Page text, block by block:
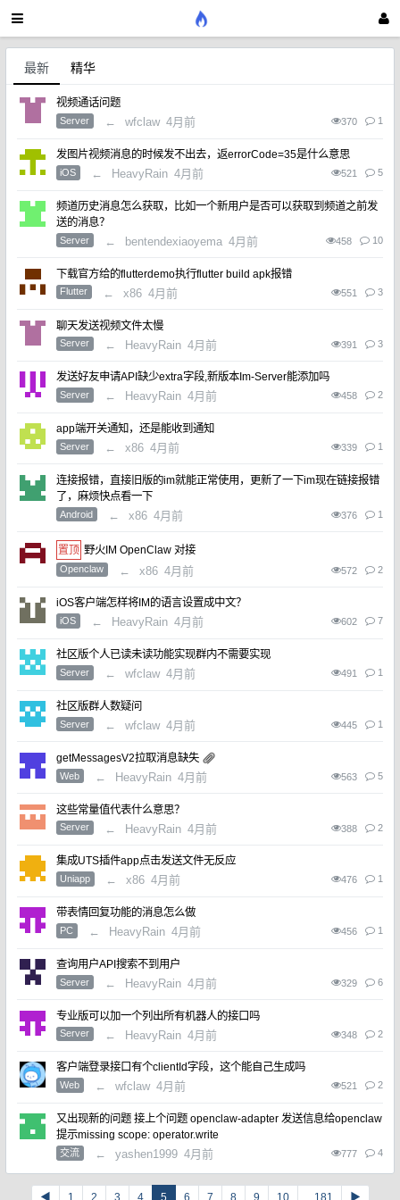
最新 精华
视频通话问题
Server ← wfclaw 4月前 370 1
发图片视频消息的时候发不出去，返errorCode=35是什么意思
iOS ← HeavyRain 4月前 521 5
频道历史消息怎么获取，比如一个新用户是否可以获取到频道之前发
送的消息？
Server ← bentendexiaoyema 4月前 458 10
下载官方给的flutterdemo执行flutter build apk报错
Flutter ← x86 4月前 551 3
聊天发送视频文件太慢
Server ← HeavyRain 4月前 391 3
发送好友申请API缺少extra字段,新版本Im-Server能添加吗
Server ← HeavyRain 4月前 458 2
app端开关通知，还是能收到通知
Server ← x86 4月前 339 1
连接报错，直接旧版的im就能正常使用，更新了一下im现在链接报错
了，麻烦快点看一下
Android ← x86 4月前 376 1
野火IM OpenClaw 对接
Openclaw ← x86 4月前 572 2
iOS客户端怎样将IM的语言设置成中文？
iOS ← HeavyRain 4月前 602 7
社区版个人已读未读功能实现群内不需要实现
Server ← wfclaw 4月前 491 1
社区版群人数疑问
Server ← wfclaw 4月前 445 1
getMessagesV2拉取消息缺失
Web ← HeavyRain 4月前 563 5
这些常量值代表什么意思？
Server ← HeavyRain 4月前 388 2
集成UTS插件app点击发送文件无反应
Uniapp ← x86 4月前 476 1
带表情回复功能的消息怎么做
PC ← HeavyRain 4月前 456 1
查询用户API搜索不到用户
Server ← HeavyRain 4月前 329 6
专业版可以加一个列出所有机器人的接口吗
Server ← HeavyRain 4月前 348 2
客户端登录接口有个clientId字段，这个能自己生成吗
Web ← wfclaw 4月前 521 2
又出现新的问题 接上个问题 openclaw-adapter 发送信息给openclaw
提示missing scope: operator.write
交流 ← yashen1999 4月前 777 4
◀ 1 2 3 4 5 6 7 8 9 10 ...181 ▶